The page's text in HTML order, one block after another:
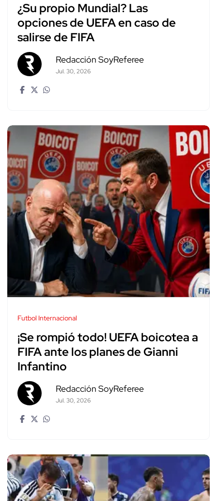
¿Su propio Mundial? Las
opciones de UEFA en caso de
salirse de FIFA
Redacción SoyReferee
Jul. 30, 2026
Futbol Internacional
¡Se rompió todo! UEFA boicotea a
FIFA ante los planes de Gianni
Infantino
Redacción SoyReferee
Jul. 30, 2026